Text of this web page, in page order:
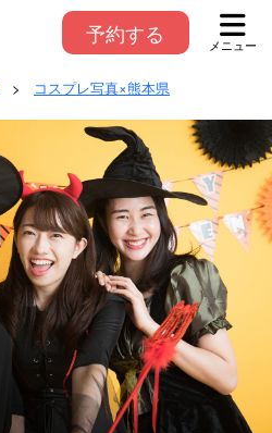
予約する メニュー
> コスプレ写真×熊本県